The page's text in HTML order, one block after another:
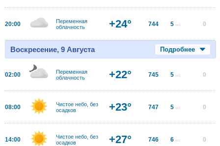
20:00
Переменная
облачность
+24° 744 5 м/с 0
Воскресение, 9 Августа Подробнее
02:00
Переменная
облачность
+22° 745 5 м/с 0
08:00
Чистое небо, без
осадков
+23° 747 5 м/с 0
14:00
Чистое небо, без
осадков
+27° 746 6 м/с 0